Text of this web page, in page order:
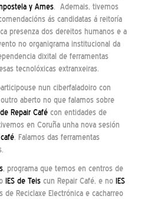
y Ames. Ademais, tivemos
ás candidatas á reitoría
presenza dos dereitos humanos e a
no organigrama institucional da
dixital de ferramentas
tecnolóxicas extranxeiras.
nun ciberfaladoiro con
aberto no que falamos sobre
Repair Café con entidades de
en Coruña unha nova sesión
. Falamos das ferramentas
, programa que temos en centros de
IES de Teiscun Repair Café, e no IES
de Reciclaxe Electrónica e cacharreo